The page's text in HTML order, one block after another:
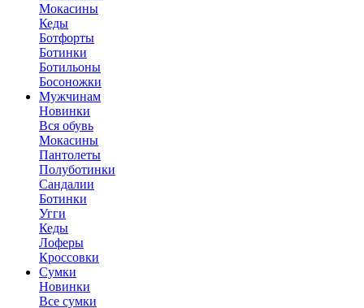
Мокасины
Кеды
Ботфорты
Ботинки
Ботильоны
Босоножки
Мужчинам
Новинки
Вся обувь
Мокасины
Пантолеты
Полуботинки
Сандалии
Ботинки
Угги
Кеды
Лоферы
Кроссовки
Сумки
Новинки
Все сумки